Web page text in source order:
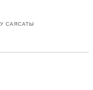
САЯСАТЫ